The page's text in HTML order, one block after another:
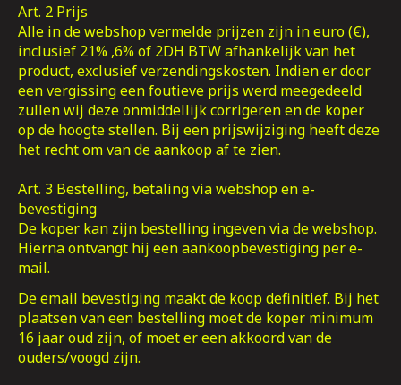
Art. 2 Prijs
Alle in de webshop vermelde prijzen zijn in euro (€),
inclusief 21% ,6% of 2DH BTW afhankelijk van het
product, exclusief verzendingskosten. Indien er door
een vergissing een foutieve prijs werd meegedeeld
zullen wij deze onmiddellijk corrigeren en de koper
op de hoogte stellen. Bij een prijswijziging heeft deze
het recht om van de aankoop af te zien.
Art. 3 Bestelling, betaling via webshop en e-
bevestiging
De koper kan zijn bestelling ingeven via de webshop.
Hierna ontvangt hij een aankoopbevestiging per e-
mail.
De email bevestiging maakt de koop definitief. Bij het
plaatsen van een bestelling moet de koper minimum
16 jaar oud zijn, of moet er een akkoord van de
ouders/voogd zijn.